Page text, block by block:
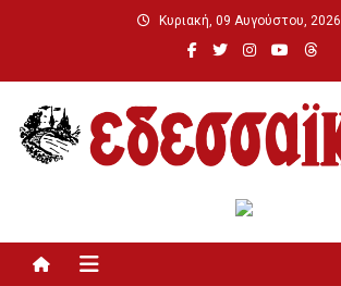
Κυριακή, 09 Αυγούστου, 2026